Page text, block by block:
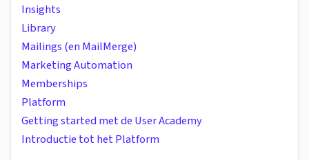
Insights
Library
Mailings (en MailMerge)
Marketing Automation
Memberships
Platform
Getting started met de User Academy
Introductie tot het Platform